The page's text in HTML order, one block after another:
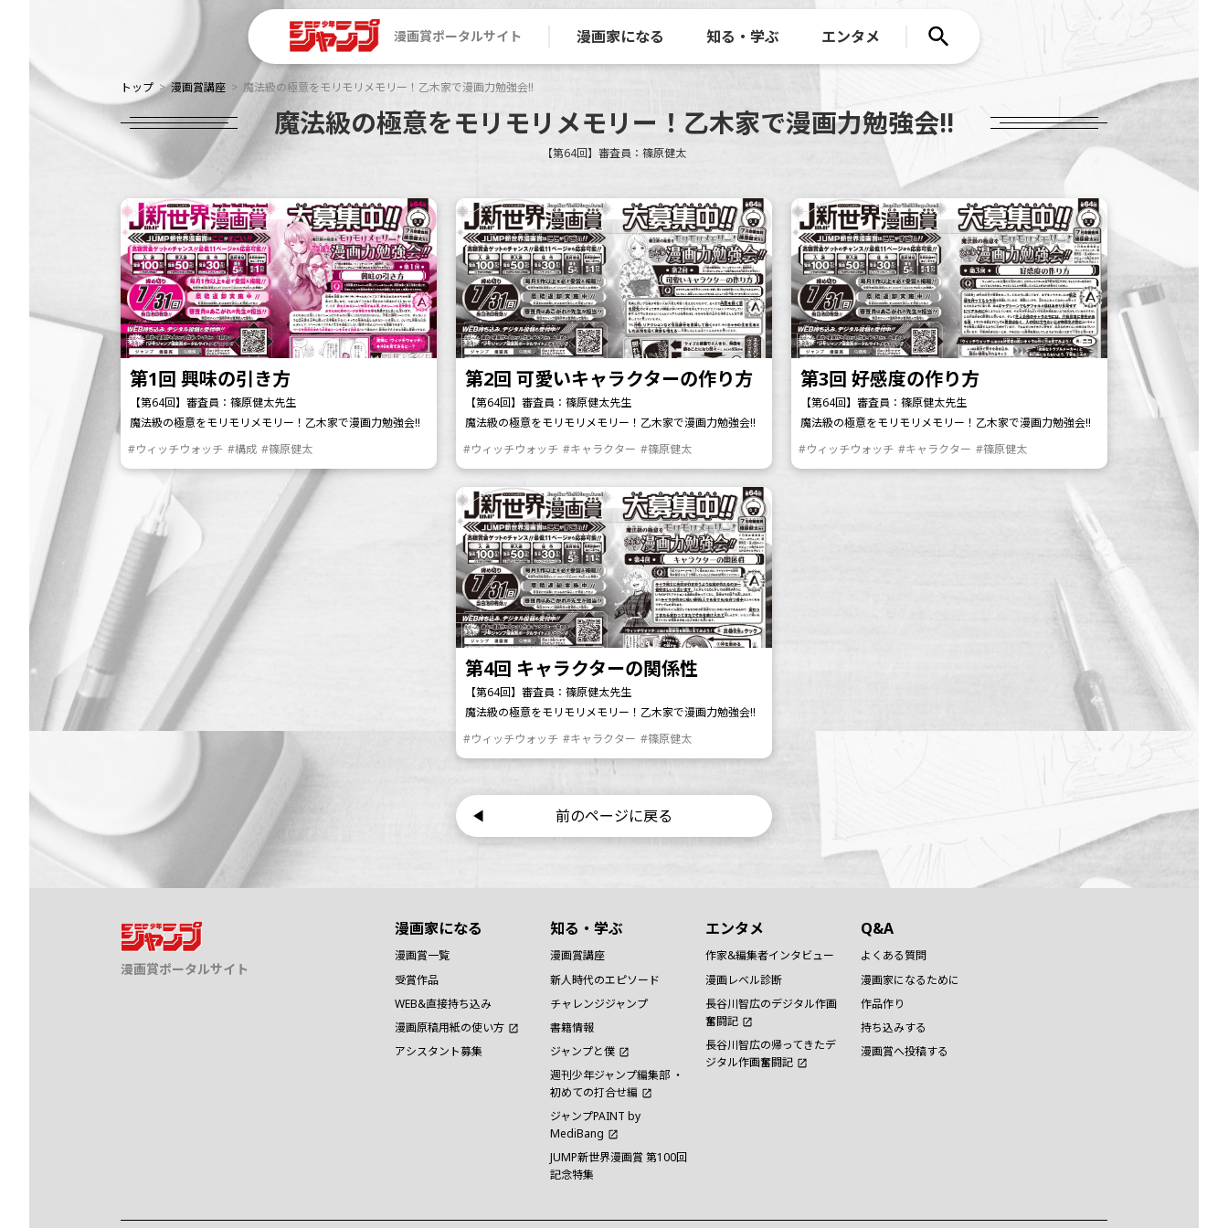
漫画賞ポータルサイト 漫画家になる 知る・学ぶ エンタメ
トップ 漫画賞講座 魔法級の極意をモリモリメモリー！乙木家で漫画力勉強会!!
魔法級の極意をモリモリメモリー！乙木家で漫画力勉強会!!
【第64回】審査員：篠原健太
第1回 興味の引き方
【第64回】審査員：篠原健太先生
魔法級の極意をモリモリメモリー！乙木家で漫画力勉強会!!
#ウィッチウォッチ #構成 #篠原健太
第2回 可愛いキャラクターの作り方
【第64回】審査員：篠原健太先生
魔法級の極意をモリモリメモリー！乙木家で漫画力勉強会!!
#ウィッチウォッチ #キャラクター #篠原健太
第3回 好感度の作り方
【第64回】審査員：篠原健太先生
魔法級の極意をモリモリメモリー！乙木家で漫画力勉強会!!
#ウィッチウォッチ #キャラクター #篠原健太
第4回 キャラクターの関係性
【第64回】審査員：篠原健太先生
魔法級の極意をモリモリメモリー！乙木家で漫画力勉強会!!
#ウィッチウォッチ #キャラクター #篠原健太
前のページに戻る
漫画賞ポータルサイト
漫画家になる
漫画賞一覧
受賞作品
WEB&直接持ち込み
漫画原稿用紙の使い方
アシスタント募集
知る・学ぶ
漫画賞講座
新人時代のエピソード
チャレンジジャンプ
書籍情報
ジャンプと僕
週刊少年ジャンプ編集部 ・
初めての打合せ編
ジャンプPAINT by
MediBang
JUMP新世界漫画賞 第100回
記念特集
エンタメ
作家&編集者インタビュー
漫画レベル診断
長谷川智広のデジタル作画
奮闘記
長谷川智広の帰ってきたデ
ジタル作画奮闘記
Q&A
よくある質問
漫画家になるために
作品作り
持ち込みする
漫画賞へ投稿する